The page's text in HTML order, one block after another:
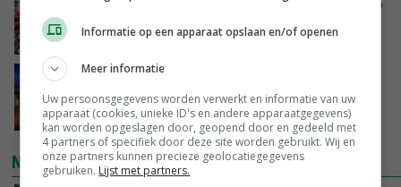
GISTEREN, 15:04
hogere omzet
GISTEREN, 14:35
NIEUWSTE VIDEO'S
Informatie op een apparaat opslaan en/of openen
Meer informatie
Uw persoonsgegevens worden verwerkt en informatie van uw
apparaat (cookies, unieke ID's en andere apparaatgegevens)
kan worden opgeslagen door, geopend door en gedeeld met
4 partners of specifiek door deze site worden gebruikt. Wij en
onze partners kunnen precieze geolocatiegegevens
gebruiken. Lijst met partners.